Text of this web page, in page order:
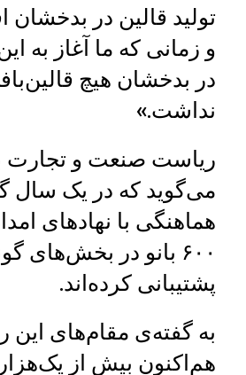
تولید قالین در بدخشان
و زمانی که ما آغاز به
در بدخشان هیچ
نداشت.»
ریاست صنعت و تجارت
می‌گوید که در یک سال
هماهنگی با نهادهای
۶۰۰ بانو در بخش‌های
پشتیبانی کرده‌اند.
به گفته‌ی مقام‌های این